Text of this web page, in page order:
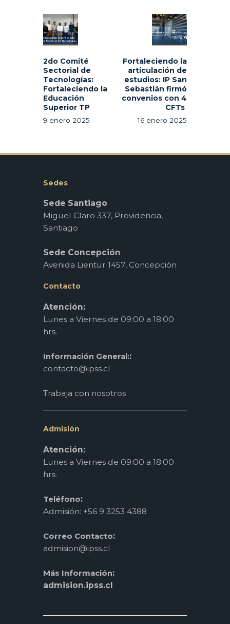
de
entradas
Previous
post:
2do Comité
Sectorial de
Tecnologías:
Fortaleciendo la
Educación
Superior TP
9 enero 2025
Fortaleciendo la
articulación de
estudios: IP San
Sebastián firmó
convenios con 4
CFTs
16 enero 2025
Sedes
Sede Santiago
Miguel Claro 337, Providencia,
Santiago
Sede Concepción
Avenida Lientur 1457, Concepción
Contacto
Atención:
Lunes a Viernes de 09:00 a 18:00
hrs.
Información General::
contacto@ipss.cl
Trabaja con nosotros
Admisión
Atención:
Lunes a Viernes de 09:00 a 18:00
hrs.
Teléfono:
Admisión: +56 9 3253 4388
Correo Contacto:
admision@ipss.cl
Más Información:
admision.ipss.cl